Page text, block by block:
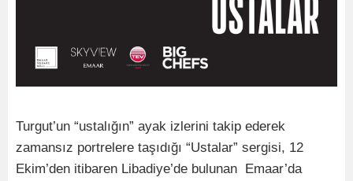
Turgut’un “ustalığın” ayak izlerini takip ederek
zamansız portrelere taşıdığı “Ustalar” sergisi, 12
Ekim’den itibaren Libadiye’de bulunan Emaar’da